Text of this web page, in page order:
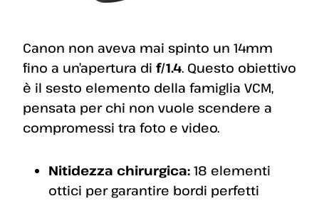
Canon non aveva mai spinto un 14mm
fino a un’apertura di f/1.4. Questo obiettivo
è il sesto elemento della famiglia VCM,
pensata per chi non vuole scendere a
compromessi tra foto e video.
Nitidezza chirurgica: 18 elementi
ottici per garantire bordi perfetti